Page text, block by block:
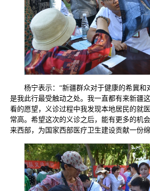
杨宁表示：“新疆群众对于健康的希冀和
是我此行最受触动之处。我一直都有来新疆
看的愿望，义诊过程中我发现本地居民的就
常高。希望这次的义诊之后，能有更多的机
来西部，为国家西部医疗卫生建设贡献一份